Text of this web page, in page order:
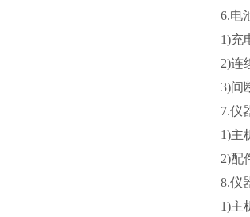
6.电
1)充
2)连
3)间
7.仪
1)主
2)配
8.仪
1)主